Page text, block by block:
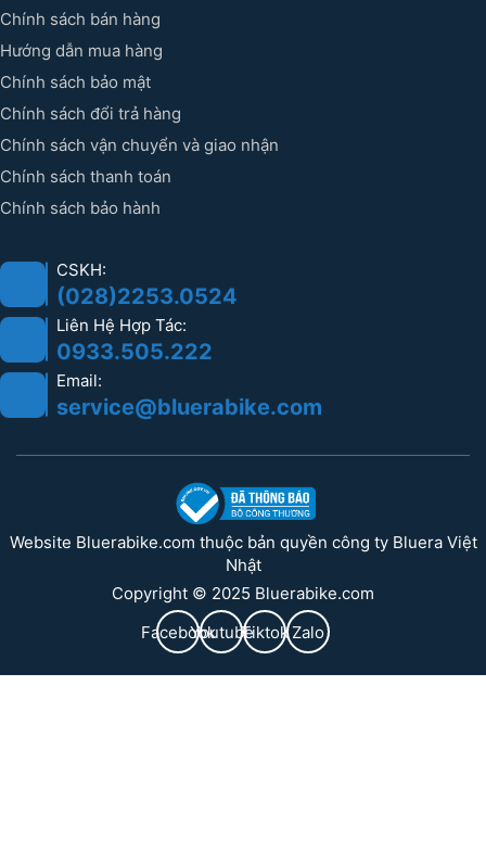
Chính sách bán hàng
Hướng dẫn mua hàng
Chính sách bảo mật
Chính sách đổi trả hàng
Chính sách vận chuyển và giao nhận
Chính sách thanh toán
Chính sách bảo hành
CSKH:
(028)2253.0524
Liên Hệ Hợp Tác:
0933.505.222
Email:
service@bluerabike.com
Website Bluerabike.com thuộc bản quyền công ty Bluera Việt
Nhật
Copyright © 2025 Bluerabike.com
FacebookYoutubeTiktok Zalo